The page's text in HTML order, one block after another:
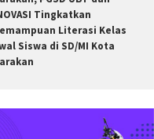
Tingkatkan
Literasi Kelas
Siswa di SD/MI Kota